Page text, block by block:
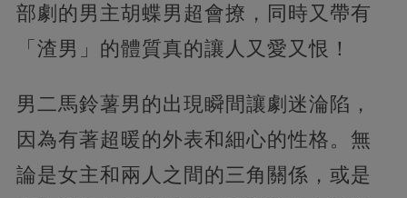
部劇的男主胡蝶男超會撩，同時又帶有
「渣男」的體質真的讓人又愛又恨！
男二馬鈴薯男的出現瞬間讓劇迷淪陷，
因為有著超暖的外表和細心的性格。無
論是女主和兩人之間的三角關係，或是